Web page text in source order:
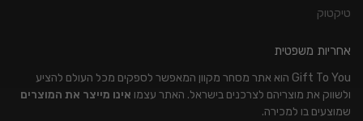
טיקטוק
אחריות משפטית
Gift To You הוא אתר מסחר מקוון המאפשר לספקים מכל העולם להציע
ולשווק את מוצריהם לצרכנים בישראל. האתר עצמו אינו מייצר את המוצרים
שמוצעים בו למכירה.